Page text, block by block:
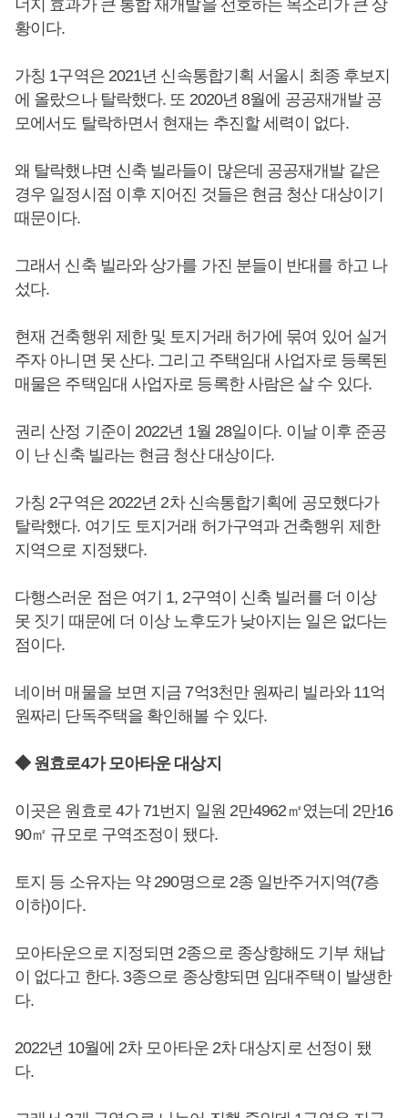
너지 효과가 큰 통합 재개발을 선호하는 목소리가 큰 상
황이다.
가칭 1구역은 2021년 신속통합기획 서울시 최종 후보지
에 올랐으나 탈락했다. 또 2020년 8월에 공공재개발 공
모에서도 탈락하면서 현재는 추진할 세력이 없다.
왜 탈락했냐면 신축 빌라들이 많은데 공공재개발 같은
경우 일정시점 이후 지어진 것들은 현금 청산 대상이기
때문이다.
그래서 신축 빌라와 상가를 가진 분들이 반대를 하고 나
섰다.
현재 건축행위 제한 및 토지거래 허가에 묶여 있어 실거
주자 아니면 못 산다. 그리고 주택임대 사업자로 등록된
매물은 주택임대 사업자로 등록한 사람은 살 수 있다.
권리 산정 기준이 2022년 1월 28일이다. 이날 이후 준공
이 난 신축 빌라는 현금 청산 대상이다.
가칭 2구역은 2022년 2차 신속통합기획에 공모했다가
탈락했다. 여기도 토지거래 허가구역과 건축행위 제한
지역으로 지정됐다.
다행스러운 점은 여기 1, 2구역이 신축 빌러를 더 이상
못 짓기 때문에 더 이상 노후도가 낮아지는 일은 없다는
점이다.
네이버 매물을 보면 지금 7억3천만 원짜리 빌라와 11억
원짜리 단독주택을 확인해볼 수 있다.
◆ 원효로4가 모아타운 대상지
이곳은 원효로 4가 71번지 일원 2만4962㎡였는데 2만16
90㎡ 규모로 구역조정이 됐다.
토지 등 소유자는 약 290명으로 2종 일반주거지역(7층
이하)이다.
모아타운으로 지정되면 2종으로 종상향해도 기부 채납
이 없다고 한다. 3종으로 종상향되면 임대주택이 발생한
다.
2022년 10월에 2차 모아타운 2차 대상지로 선정이 됐
다.